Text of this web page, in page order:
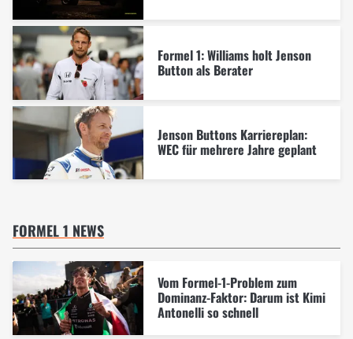
Formel 1: Williams holt Jenson
Button als Berater
Jenson Buttons Karriereplan:
WEC für mehrere Jahre geplant
FORMEL 1 NEWS
Vom Formel-1-Problem zum
Dominanz-Faktor: Darum ist Kimi
Antonelli so schnell